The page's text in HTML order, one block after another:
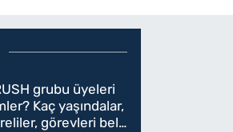
grubu üyeleri
Kaç yaşındalar,
görevleri belli